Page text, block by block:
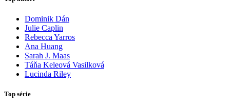
Dominik Dán
Julie Caplin
Rebecca Yarros
Ana Huang
Sarah J. Maas
Táňa Keleová Vasilková
Lucinda Riley
Top série